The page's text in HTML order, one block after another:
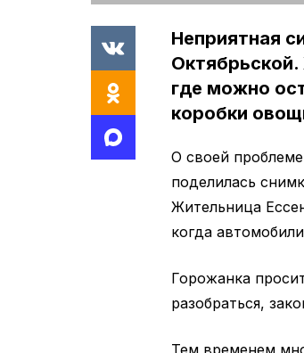
Неприятная
где можно
коробки
О своей
поделилась
Жительница
когда
Горожанка
разобраться,
Тем временем